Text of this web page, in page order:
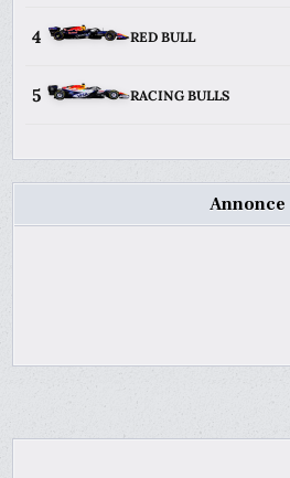
4 RED BULL
5 RACING BULLS
Annonce